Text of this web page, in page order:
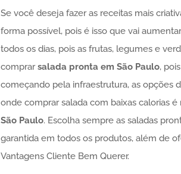
Se você deseja fazer as receitas mais
forma possível, pois é isso que vai
todos os dias, pois as frutas, legumes e
comprarsalada pronta em São Paulo,
começando pela infraestrutura, as opções
onde comprar salada com baixas calorias
São Paulo. Escolha sempre as saladas
garantida em todos os produtos, além de
Vantagens Cliente Bem Querer.